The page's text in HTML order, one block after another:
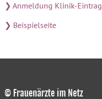
❯ Anmeldung Klinik-Eintrag
❯ Beispielseite
© Frauenärzte im Netz